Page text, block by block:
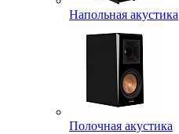
Напольная акустика
Полочная акустика